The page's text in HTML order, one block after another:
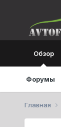
Обзор
Форумы
Главная